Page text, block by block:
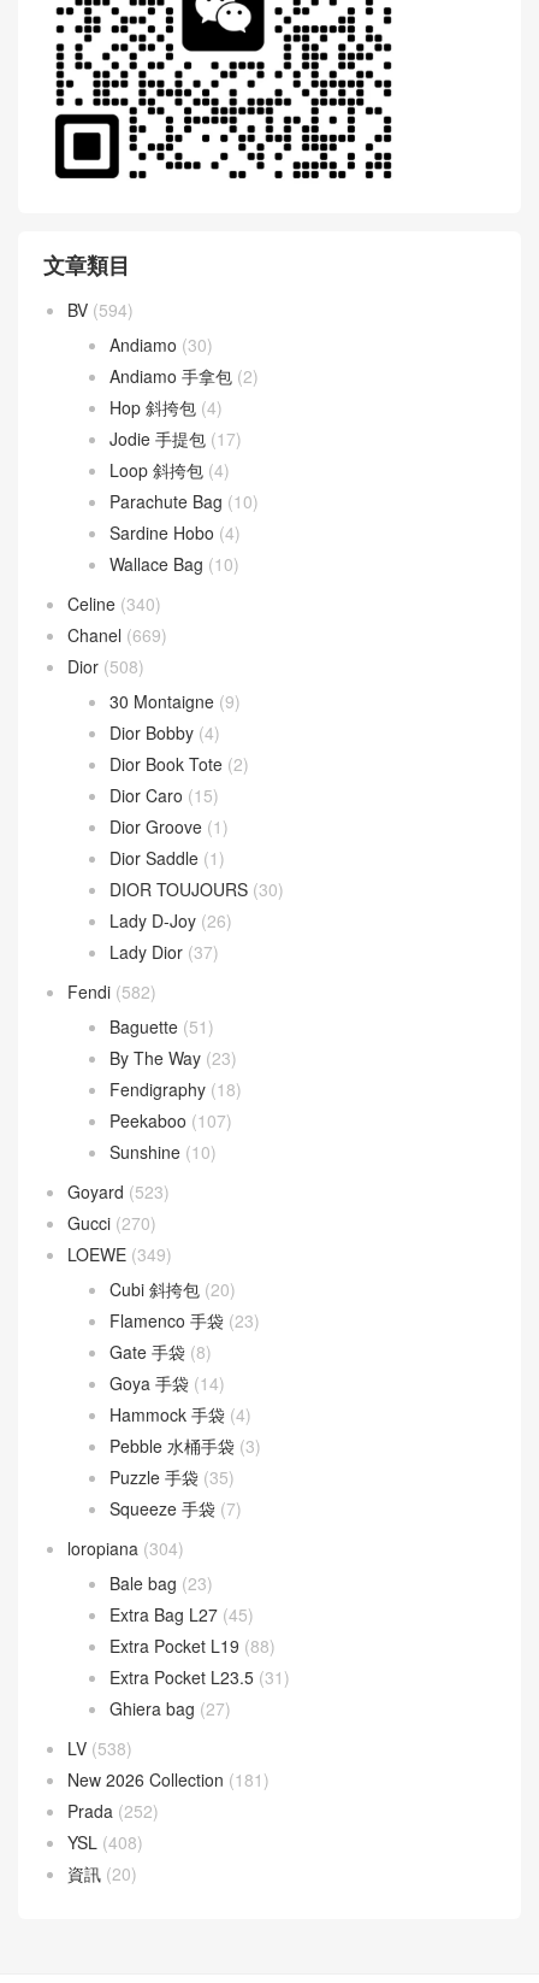
文章類目
BV (594)
Andiamo (30)
Andiamo 手拿包 (2)
Hop 斜挎包 (4)
Jodie 手提包 (17)
Loop 斜挎包 (4)
Parachute Bag (10)
Sardine Hobo (4)
Wallace Bag (10)
Celine (340)
Chanel (669)
Dior (508)
30 Montaigne (9)
Dior Bobby (4)
Dior Book Tote (2)
Dior Caro (15)
Dior Groove (1)
Dior Saddle (1)
DIOR TOUJOURS (30)
Lady D-Joy (26)
Lady Dior (37)
Fendi (582)
Baguette (51)
By The Way (23)
Fendigraphy (18)
Peekaboo (107)
Sunshine (10)
Goyard (523)
Gucci (270)
LOEWE (349)
Cubi 斜挎包 (20)
Flamenco 手袋 (23)
Gate 手袋 (8)
Goya 手袋 (14)
Hammock 手袋 (4)
Pebble 水桶手袋 (3)
Puzzle 手袋 (35)
Squeeze 手袋 (7)
loropiana (304)
Bale bag (23)
Extra Bag L27 (45)
Extra Pocket L19 (88)
Extra Pocket L23.5 (31)
Ghiera bag (27)
LV (538)
New 2026 Collection (181)
Prada (252)
YSL (408)
資訊 (20)